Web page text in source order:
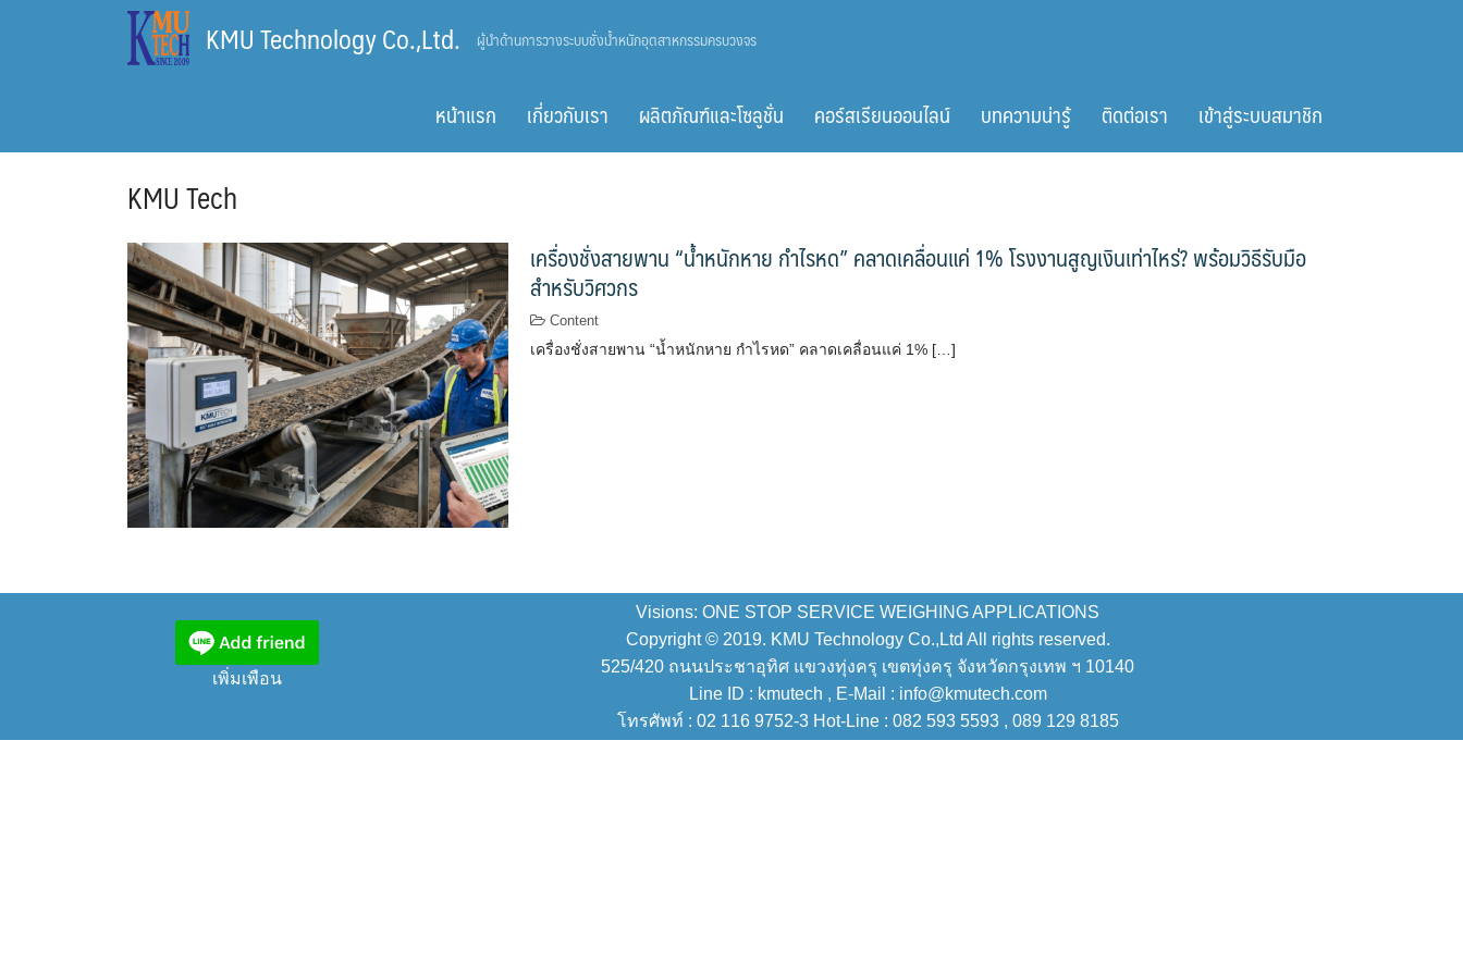
KMU Technology Co.,Ltd. ผู้นำด้านการวางระบบชั่งน้ำหนักอุตสาหกรรมครบวงจร
หน้าแรก เกี่ยวกับเรา ผลิตภัณฑ์และโซลูชั่น คอร์สเรียนออนไลน์ บทความน่ารู้ ติดต่อเรา เข้าสู่ระบบสมาชิก
KMU Tech
เครื่องชั่งสายพาน “น้ำหนักหาย กำไรหด” คลาดเคลื่อนแค่ 1% โรงงานสูญเงินเท่าไหร่? พร้อมวิธีรับมือ
สำหรับวิศวกร
Content
เครื่องชั่งสายพาน “น้ำหนักหาย กำไรหด” คลาดเคลื่อนแค่ 1% […]
เพิ่มเพือน
Visions: ONE STOP SERVICE WEIGHING APPLICATIONS
Copyright © 2019. KMU Technology Co.,Ltd All rights reserved.
525/420 ถนนประชาอุทิศ แขวงทุ่งครุ เขตทุ่งครุ จังหวัดกรุงเทพ ฯ 10140
Line ID : kmutech , E-Mail : info@kmutech.com
โทรศัพท์ : 02 116 9752-3 Hot-Line : 082 593 5593 , 089 129 8185